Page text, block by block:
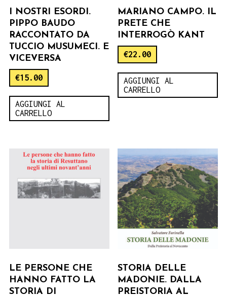
I NOSTRI ESORDI.
PIPPO BAUDO
RACCONTATO DA
TUCCIO MUSUMECI. E
VICEVERSA
€15.00
AGGIUNGI AL
CARRELLO
MARIANO CAMPO. IL
PRETE CHE
INTERROGÒ KANT
€22.00
AGGIUNGI AL
CARRELLO
LE PERSONE CHE
HANNO FATTO LA
STORIA DI
STORIA DELLE
MADONIE. DALLA
PREISTORIA AL